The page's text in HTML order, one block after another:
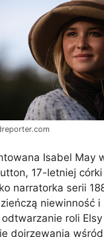
Isabel May
17-letniej
narratorka serii
niewinność i
roli
dojrzewania